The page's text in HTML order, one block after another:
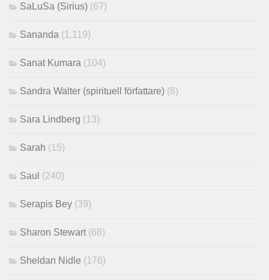
SaLuSa (Sirius) (67)
Sananda (1,119)
Sanat Kumara (104)
Sandra Walter (spirituell författare) (8)
Sara Lindberg (13)
Sarah (15)
Saul (240)
Serapis Bey (39)
Sharon Stewart (68)
Sheldan Nidle (176)